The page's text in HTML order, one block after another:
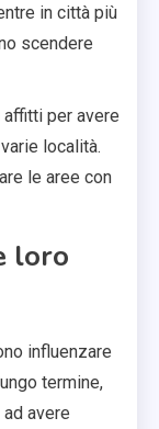
in città più
scendere
per avere
località.
le aree con
loro
influenzare
termine,
avere